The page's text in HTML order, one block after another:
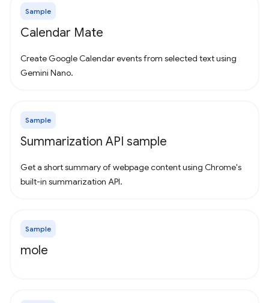
Sample
Calendar Mate
Create Google Calendar events from selected text using
Gemini Nano.
Sample
Summarization API sample
Get a short summary of webpage content using Chrome's
built-in summarization API.
Sample
mole